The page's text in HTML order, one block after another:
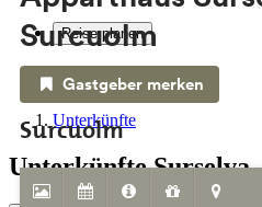
Reise planen
Service & Kontakt
Unterkünfte
Unterkünfte Surselva
Surcuolm
Gastgeber merken
Surcuolm